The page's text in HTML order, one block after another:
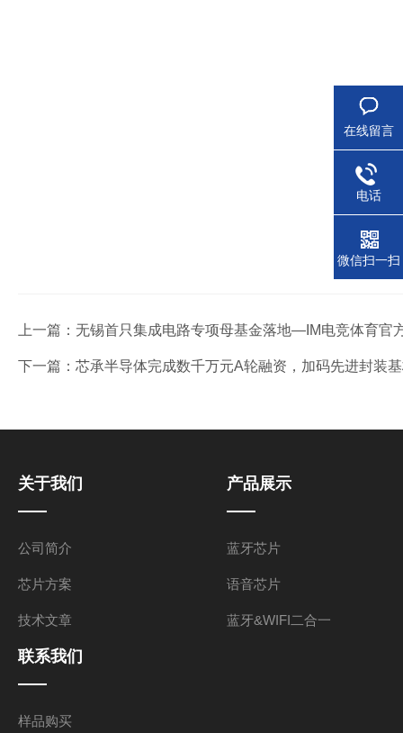
上一篇： 无锡首只集成电路专项母基金落地—IM电竞体育官
下一篇： 芯承半导体完成数千万元A轮融资，加码先进封装
关于我们
公司简介
芯片方案
技术文章
产品展示
蓝牙芯片
语音芯片
蓝牙&WIFI二合一
联系我们
样品购买
在线留言
电话
微信扫一扫